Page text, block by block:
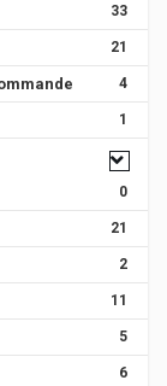
33
21
4
1
0
21
2
11
5
6